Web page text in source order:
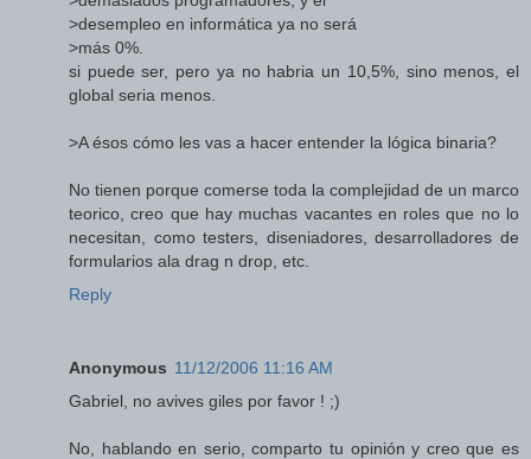
>desempleo en informática ya no será
>más 0%.
si puede ser, pero ya no habria un 10,5%, sino menos, el
global seria menos.
>A ésos cómo les vas a hacer entender la lógica binaria?
No tienen porque comerse toda la complejidad de un marco
teorico, creo que hay muchas vacantes en roles que no lo
necesitan, como testers, diseniadores, desarrolladores de
formularios ala drag n drop, etc.
Reply
Anonymous 11/12/2006 11:16 AM
Gabriel, no avives giles por favor ! ;)
No, hablando en serio, comparto tu opinión y creo que es